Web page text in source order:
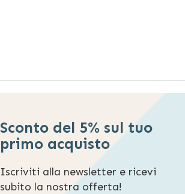
Sconto del 5% sul tuo
primo acquisto
Iscriviti alla newsletter e ricevi
subito la nostra offerta!